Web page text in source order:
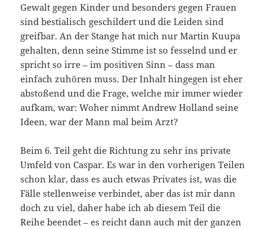
Gewalt gegen Kinder und besonders gegen Frauen
sind bestialisch geschildert und die Leiden sind
greifbar. An der Stange hat mich nur Martin Kuupa
gehalten, denn seine Stimme ist so fesselnd und er
spricht so irre – im positiven Sinn – dass man
einfach zuhören muss. Der Inhalt hingegen ist eher
abstoßend und die Frage, welche mir immer wieder
aufkam, war: Woher nimmt Andrew Holland seine
Ideen, war der Mann mal beim Arzt?
Beim 6. Teil geht die Richtung zu sehr ins private
Umfeld von Caspar. Es war in den vorherigen Teilen
schon klar, dass es auch etwas Privates ist, was die
Fälle stellenweise verbindet, aber das ist mir dann
doch zu viel, daher habe ich ab diesem Teil die
Reihe beendet – es reicht dann auch mit der ganzen